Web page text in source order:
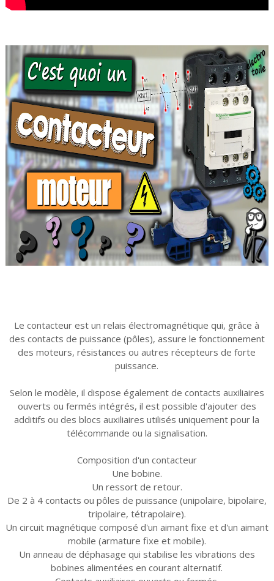
Le contacteur est un relais électromagnétique qui, grâce à
des contacts de puissance (pôles), assure le fonctionnement
des moteurs, résistances ou autres récepteurs de forte
puissance.
Selon le modèle, il dispose également de contacts auxiliaires
ouverts ou fermés intégrés, il est possible d'ajouter des
additifs ou des blocs auxiliaires utilisés uniquement pour la
télécommande ou la signalisation.
Composition d'un contacteur
Une bobine.
Un ressort de retour.
De 2 à 4 contacts ou pôles de puissance (unipolaire, bipolaire,
tripolaire, tétrapolaire).
Un circuit magnétique composé d'un aimant fixe et d'un aimant
mobile (armature fixe et mobile).
Un anneau de déphasage qui stabilise les vibrations des
bobines alimentées en courant alternatif.